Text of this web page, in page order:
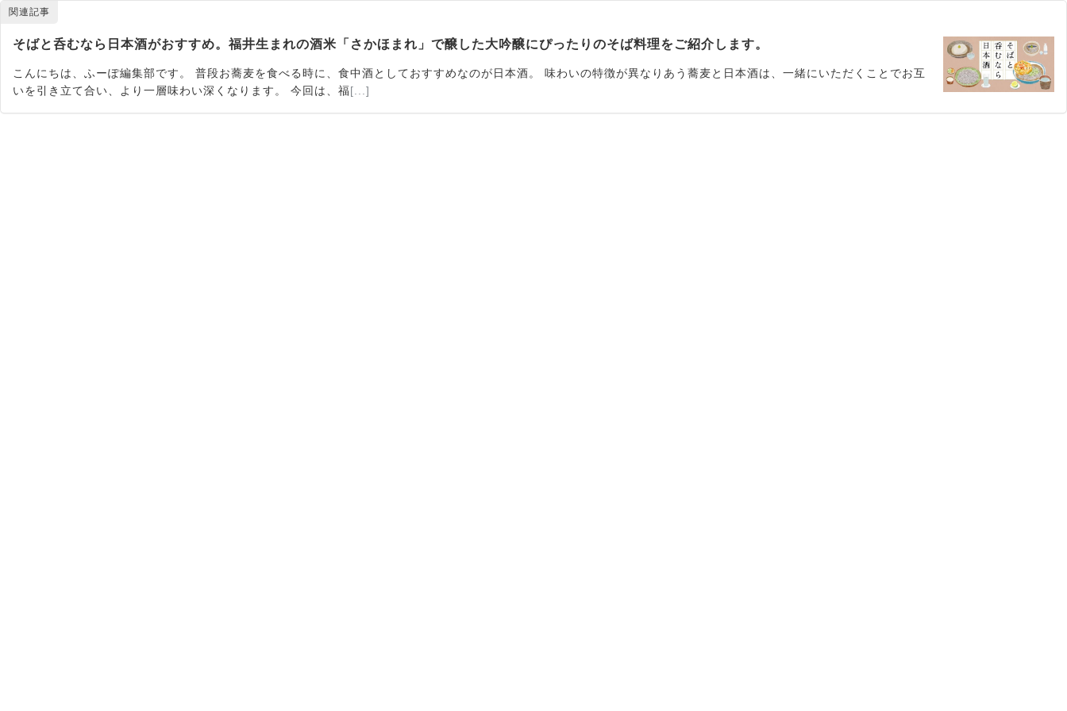
関連記事
そばと呑むなら日本酒がおすすめ。福井生まれの酒米「さかほまれ」で醸した大吟醸にぴったりのそば料理をご紹介します。
こんにちは、ふーぽ編集部です。 普段お蕎麦を食べる時に、食中酒としておすすめなのが日本酒。 味わいの特徴が異なりあう蕎麦と日本酒は、一緒にいただくことでお互
いを引き立て合い、より一層味わい深くなります。 今回は、福[...]